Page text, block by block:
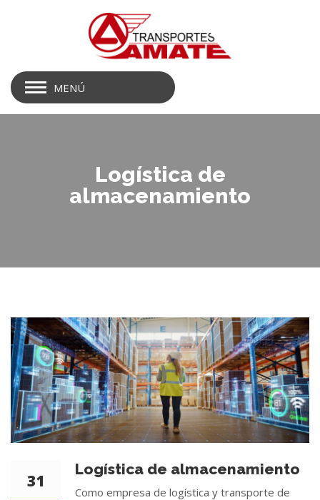
MENÚ
Logística de
almacenamiento
31
Logística de almacenamiento
Como empresa de logística y transporte de